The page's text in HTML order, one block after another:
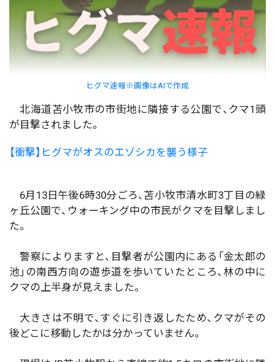
ヒグマ速報※画像はAIで作成
北海道苫小牧市の市街地に隣接する公園で、クマ1頭
が目撃されました。
【衝撃】ヒグマがオスのエゾシカを襲う様子
6月13日午後6時30分ごろ、苫小牧市清水町3丁目の緑
ヶ丘公園で、ウォーキング中の市民がクマを目撃しまし
た。
警察によりますと、目撃者が公園内にある「金太郎の
池」の南西方向の遊歩道を歩いていたところ、林の中に
クマの上半身が見えました。
大きさは不明で、すぐに引き返したため、クマがその
後どこに移動したかは分かっていません。